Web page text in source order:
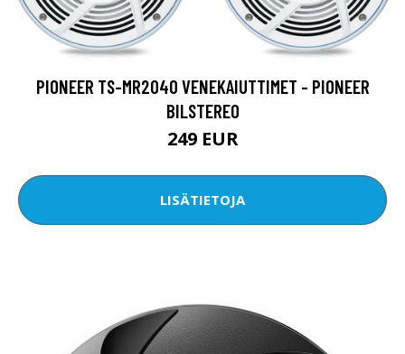
PIONEER TS-MR2040 VENEKAIUTTIMET - PIONEER
BILSTEREO
249 EUR
LISÄTIETOJA